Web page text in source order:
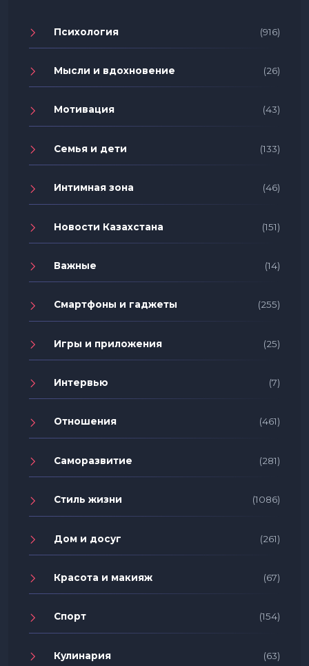
Психология (916)
Мысли и вдохновение (26)
Мотивация (43)
Семья и дети (133)
Интимная зона (46)
Новости Казахстана (151)
Важные (14)
Смартфоны и гаджеты (255)
Игры и приложения (25)
Интервью (7)
Отношения (461)
Саморазвитие (281)
Стиль жизни (1086)
Дом и досуг (261)
Красота и макияж (67)
Спорт (154)
Кулинария (63)